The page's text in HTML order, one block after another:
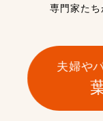
専門家たち
夫婦や